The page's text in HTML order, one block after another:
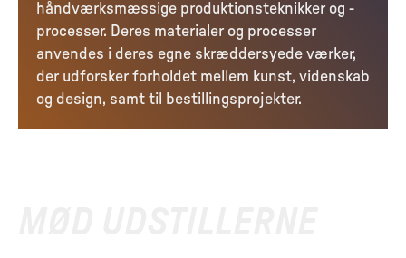
håndværksmæssige produktionsteknikker og -
processer. Deres materialer og processer
anvendes i deres egne skræddersyede værker,
der udforsker forholdet mellem kunst, videnskab
og design, samt til bestillingsprojekter.